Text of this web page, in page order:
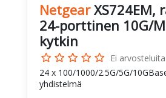
Netgear XS724EM,
24-porttinen 10G/
kytkin
star_border star_border star_border star_border star_border Ei arvosteluita
24 x 100/1000/2.5G/5G/
yhdistelmä